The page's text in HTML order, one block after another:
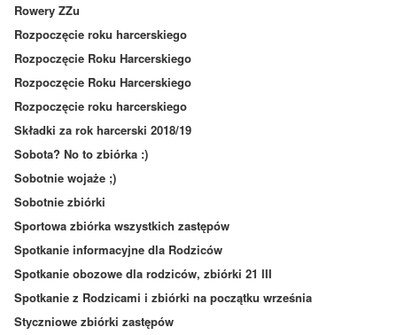
Rowery ZZu
Rozpoczęcie roku harcerskiego
Rozpoczęcie Roku Harcerskiego
Rozpoczęcie Roku Harcerskiego
Rozpoczęcie roku harcerskiego
Składki za rok harcerski 2018/19
Sobota? No to zbiórka :)
Sobotnie wojaże ;)
Sobotnie zbiórki
Sportowa zbiórka wszystkich zastępów
Spotkanie informacyjne dla Rodziców
Spotkanie obozowe dla rodziców, zbiórki 21 III
Spotkanie z Rodzicami i zbiórki na początku września
Styczniowe zbiórki zastępów